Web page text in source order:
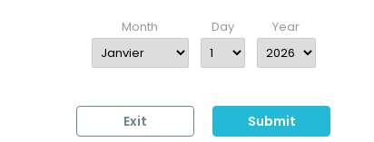
Month Day Year
Exit Submit